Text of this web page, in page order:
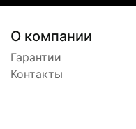
О компании
Гарантии
Контакты